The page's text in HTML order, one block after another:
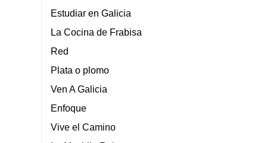
Estudiar en Galicia
La Cocina de Frabisa
Red
Plata o plomo
Ven A Galicia
Enfoque
Vive el Camino